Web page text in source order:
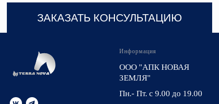
Информация
ООО "АПК НОВАЯ
ЗЕМЛЯ"
Пн.- Пт. с 9.00 до 19.00